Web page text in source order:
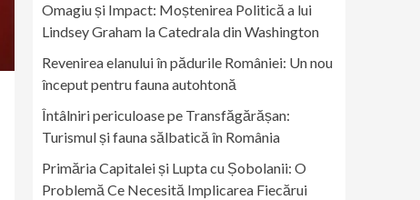
Omagiu și Impact: Moștenirea Politică a lui
Lindsey Graham la Catedrala din Washington
Revenirea elanului în pădurile României: Un nou
început pentru fauna autohtonă
Întâlniri periculoase pe Transfăgărășan:
Turismul și fauna sălbatică în România
Primăria Capitalei și Lupta cu Șobolanii: O
Problemă Ce Necesită Implicarea Fiecărui